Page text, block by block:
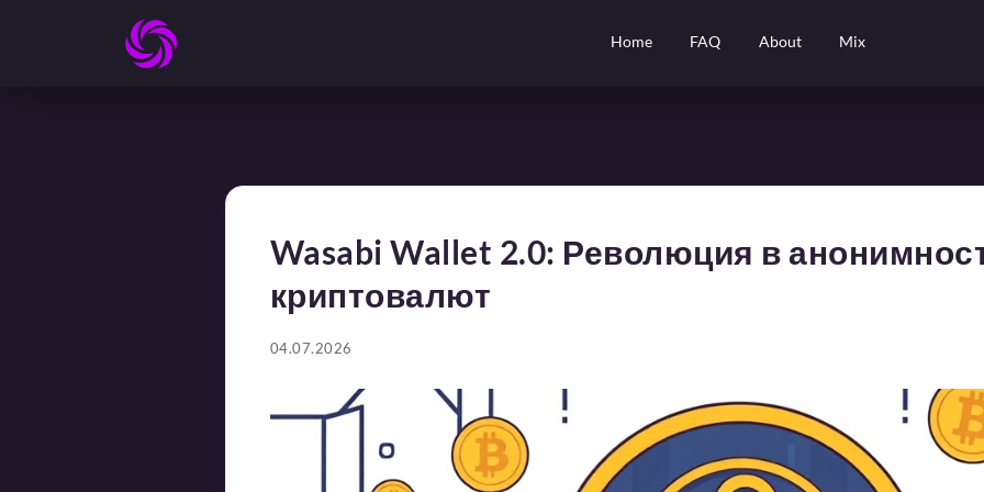
Home FAQ About Mix
Wasabi Wallet 2.0: Революция в
криптовалют
04.07.2026